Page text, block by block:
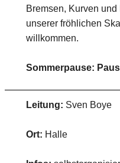
Bremsen, Kurven
unserer fröhlichen
willkommen.
Sommerpause:
Leitung: Sven Boye
Ort: Halle